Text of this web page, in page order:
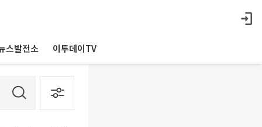
스발전소 이투데이TV